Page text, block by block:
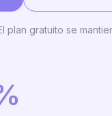
plan gratuito se